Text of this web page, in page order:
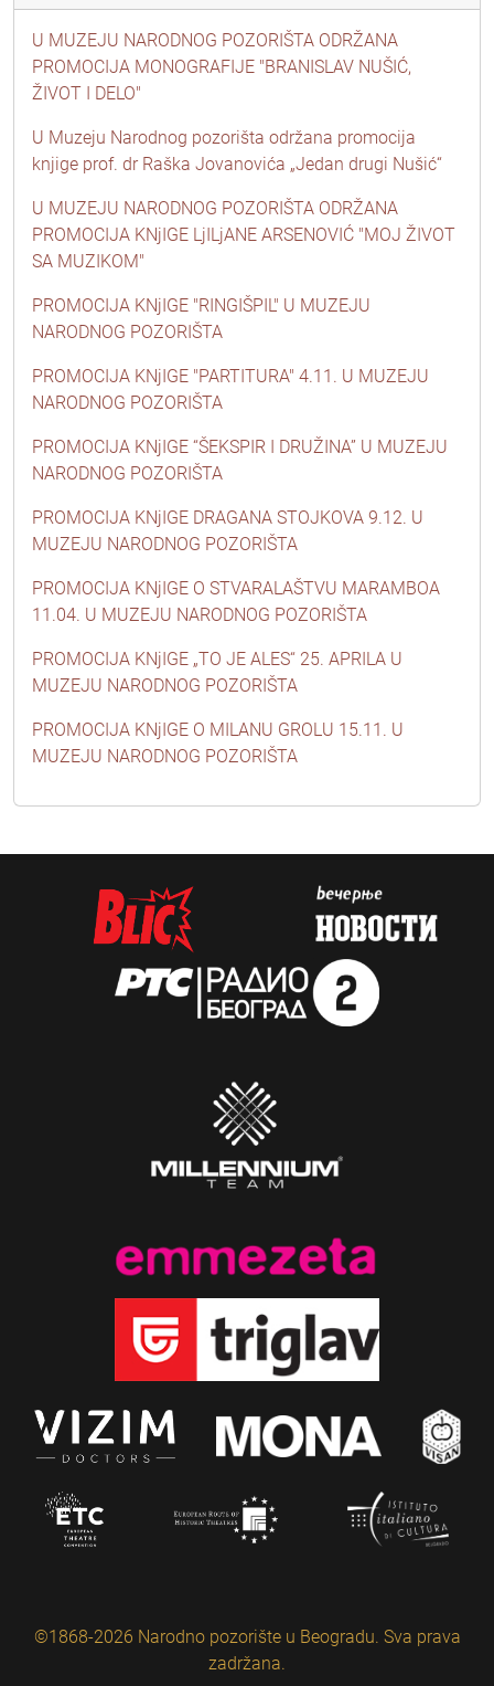
U MUZEJU NARODNOG POZORIŠTA ODRŽANA
PROMOCIJA MONOGRAFIJE "BRANISLAV NUŠIĆ,
ŽIVOT I DELO"
U Muzeju Narodnog pozorišta održana promocija
knjige prof. dr Raška Jovanovića „Jedan drugi Nušić“
U MUZEJU NARODNOG POZORIŠTA ODRŽANA
PROMOCIJA KNjIGE LjILjANE ARSENOVIĆ "MOJ ŽIVOT
SA MUZIKOM"
PROMOCIJA KNjIGE "RINGIŠPIL" U MUZEJU
NARODNOG POZORIŠTA
PROMOCIJA KNjIGE "PARTITURA" 4.11. U MUZEJU
NARODNOG POZORIŠTA
PROMOCIJA KNjIGE “ŠEKSPIR I DRUŽINA” U MUZEJU
NARODNOG POZORIŠTA
PROMOCIJA KNjIGE DRAGANA STOJKOVA 9.12. U
MUZEJU NARODNOG POZORIŠTA
PROMOCIJA KNjIGE O STVARALAŠTVU MARAMBOA
11.04. U MUZEJU NARODNOG POZORIŠTA
PROMOCIJA KNjIGE „TO JE ALES“ 25. APRILA U
MUZEJU NARODNOG POZORIŠTA
PROMOCIJA KNjIGE O MILANU GROLU 15.11. U
MUZEJU NARODNOG POZORIŠTA
©1868-2026 Narodno pozorište u Beogradu. Sva prava
zadržana.